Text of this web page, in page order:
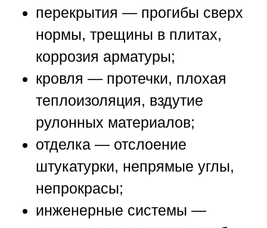
перекрытия — прогибы сверх
нормы, трещины в плитах,
коррозия арматуры;
кровля — протечки, плохая
теплоизоляция, вздутие
рулонных материалов;
отделка — отслоение
штукатурки, непрямые углы,
непрокрасы;
инженерные системы —